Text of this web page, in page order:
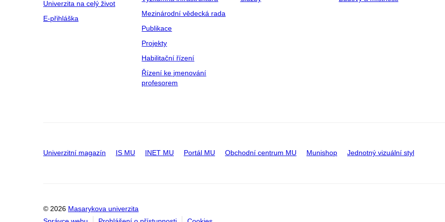
Univerzita na celý život
E-přihláška
Mezinárodní vědecká rada
Publikace
Projekty
Habilitační řízení
Řízení ke jmenování
profesorem
Univerzitní magazín IS MU INET MU Portál MU Obchodní centrum MU Munishop Jednotný vizuální styl
© 2026 Masarykova univerzita